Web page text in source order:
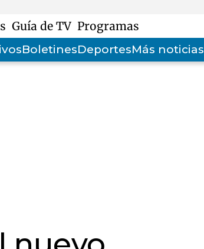
Guía de TV Programas
BoletinesDeportesMás noticias